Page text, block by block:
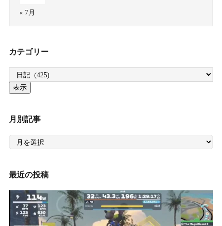
« 7月
カテゴリー
月別記事
月
記
最近の投稿